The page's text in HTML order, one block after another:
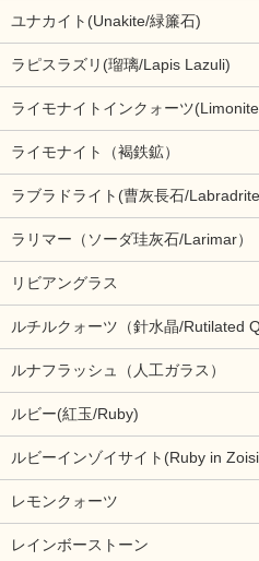
ユナカイト(Unakite/緑簾石)
ラピスラズリ(瑠璃/Lapis Lazuli)
ライモナイトインクォーツ
ライモナイト（褐鉄鉱）
ラブラドライト(曹灰長石/
ラリマー（ソーダ珪灰石/Larimar）
リビアングラス
ルチルクォーツ（針水晶/Rutilated
ルナフラッシュ（人工ガラス）
ルビー(紅玉/Ruby)
ルビーインゾイサイト(Ruby in
レモンクォーツ
レインボーストーン